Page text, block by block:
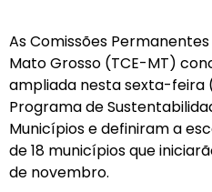
As Comissões
Mato Grosso (TCE-MT)
ampliada nesta sexta-feira
Programa de
Municípios e definiram a
de 18 municípios que
de novembro.